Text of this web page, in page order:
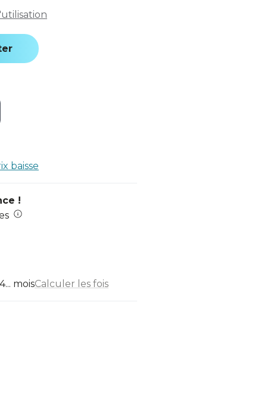
baisse
!
moisCalculer les fois